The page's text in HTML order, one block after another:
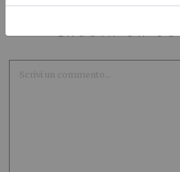
LASCIA UN